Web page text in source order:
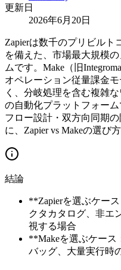
更新日
2026年6月20日
Zapierは数千のプリビル
を備えた、市場最大規模
ムです。Make（旧
オペレーション従量課金
く、分岐処理を含む複雑
の自動化プラットフォー
フロー設計・双方向同期
に、Zapier vs Makeの選び
結論
**Zapierを選ぶケー
クタカタログ、非エ
視する場合
**Makeを選ぶケー
バッグ、大量実行時